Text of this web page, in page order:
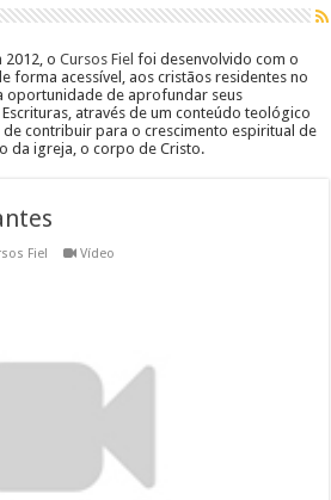
2012, oCursos Fiel foi desenvolvido com o
acessível, aos cristãos residentes no
oportunidade de aprofundar seus
através de um conteúdo teológico
contribuir para o crescimento espiritual de
da igreja, o corpo de Cristo.
Fiel Vídeo